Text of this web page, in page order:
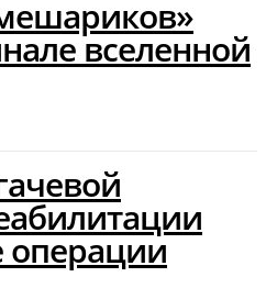
вселенной
операции